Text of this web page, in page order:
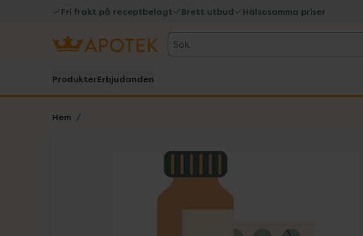
Fri frakt på receptbelagt Brett utbud Hälsosamma priser
Sök
ProdukterErbjudanden
Hem
Lista: . Innehåller 1 objekt.